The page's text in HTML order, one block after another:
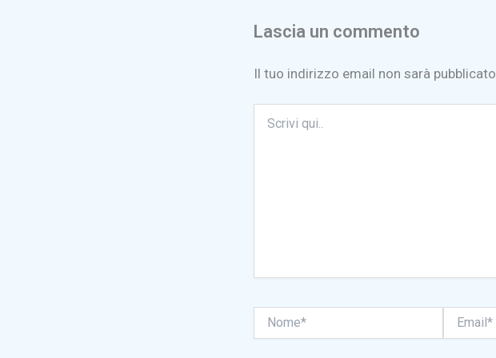
Lascia un commento
Il tuo indirizzo email non sarà pubblicato.
qui..